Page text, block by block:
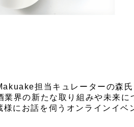
担当キュレーターの森氏
業界の新たな取り組みや未来に
にお話を伺うオンラインイベ